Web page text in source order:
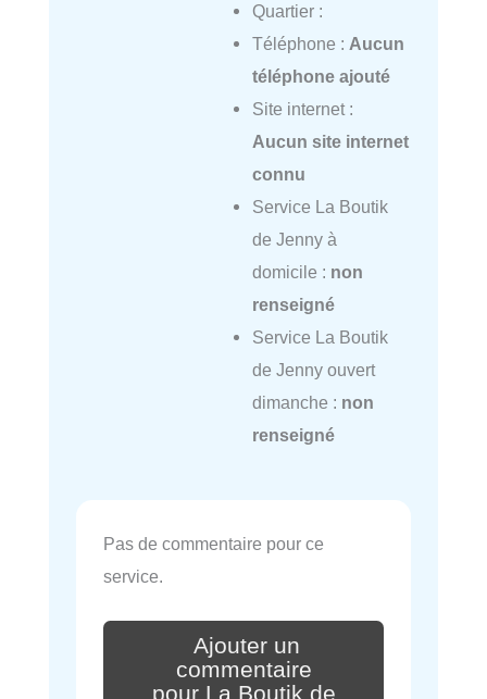
Quartier :
Téléphone : Aucun
téléphone ajouté
Site internet :
Aucun site internet
connu
Service La Boutik
de Jenny à
domicile : non
renseigné
Service La Boutik
de Jenny ouvert
dimanche : non
renseigné
Pas de commentaire pour ce
service.
Ajouter un
commentaire
pour La Boutik de